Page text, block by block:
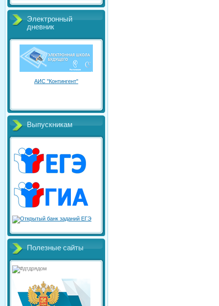
Электронный
дневник
АИС "Контингент"
Выпускникам
Полезные сайты